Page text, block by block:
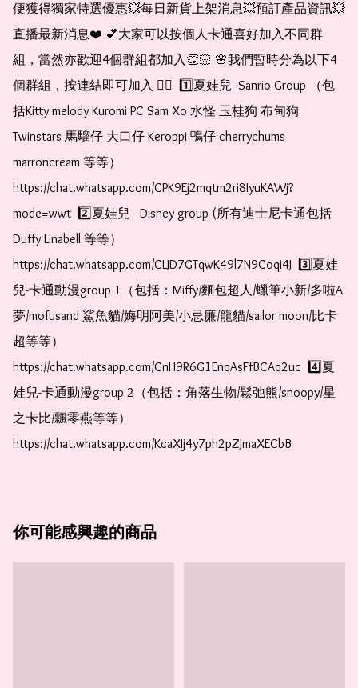
便獲得獨家特選優惠💥每日新貨上架消息💥預訂產品資訊💥
直播最新消息❤️ 💕大家可以按個人卡通喜好加入不同群
組，當然亦歡迎4個群組都加入👏🏻 🌸我們暫時分為以下4
個群組，按連結即可加入 👇🏻  1️⃣夏娃兒 -Sanrio Group （包
括Kitty melody Kuromi PC Sam Xo 水怪 玉桂狗 布甸狗
Twinstars 馬騮仔 大口仔 Keroppi 鴨仔 cherrychums
marroncream 等等）
https://chat.whatsapp.com/CPK9Ej2mqtm2ri8IyuKAWj?
mode=wwt  2️⃣夏娃兒 - Disney group (所有迪士尼卡通包括
Duffy Linabell 等等）
https://chat.whatsapp.com/CLJD7GTqwK49l7N9Coqi4J  3️⃣夏娃
兒-卡通動漫group 1（包括：Miffy/麵包超人/蠟筆小新/多啦A
夢/mofusand 鯊魚貓/娒明阿美/小忌廉/龍貓/sailor moon/比卡
超等等）
https://chat.whatsapp.com/GnH9R6G1EnqAsFfBCAq2uc  4️⃣夏
娃兒-卡通動漫group 2（包括：角落生物/鬆弛熊/snoopy/星
之卡比/飄零燕等等）
https://chat.whatsapp.com/KcaXIj4y7ph2pZJmaXECbB
你可能感興趣的商品